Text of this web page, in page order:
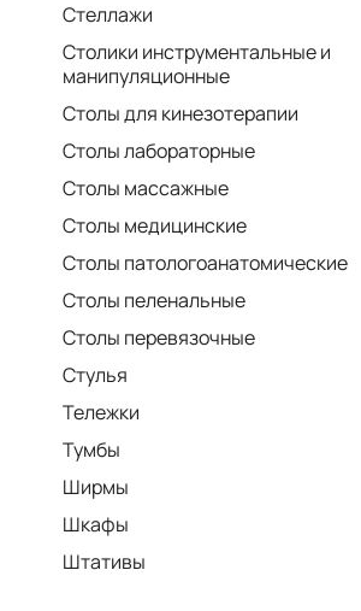
Стеллажи
Столики инструментальные и
манипуляционные
Столы для кинезотерапии
Столы лабораторные
Столы массажные
Столы медицинские
Столы патологоанатомические
Столы пеленальные
Столы перевязочные
Стулья
Тележки
Тумбы
Ширмы
Шкафы
Штативы